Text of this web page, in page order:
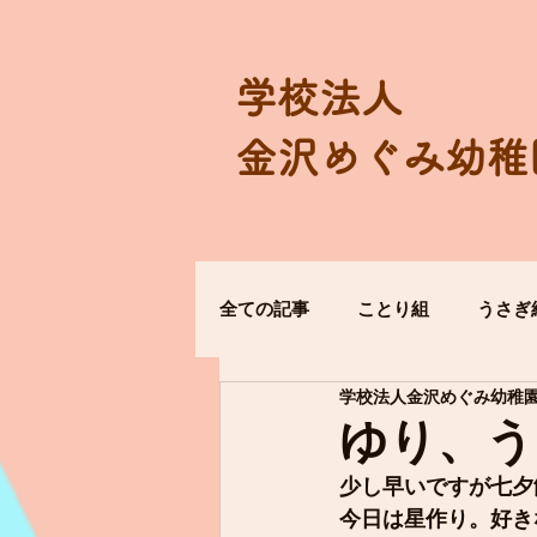
学校法人
金沢めぐみ幼
全ての記事 ことり組 うさぎ
ゆり、
学校法人金沢めぐみ幼稚
少し早いですが七
今日は星作り。好